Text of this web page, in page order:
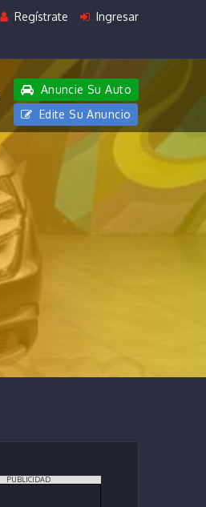
Regístrate Ingresar
Anuncie Su Auto
Edite Su Anuncio
PUBLICIDAD